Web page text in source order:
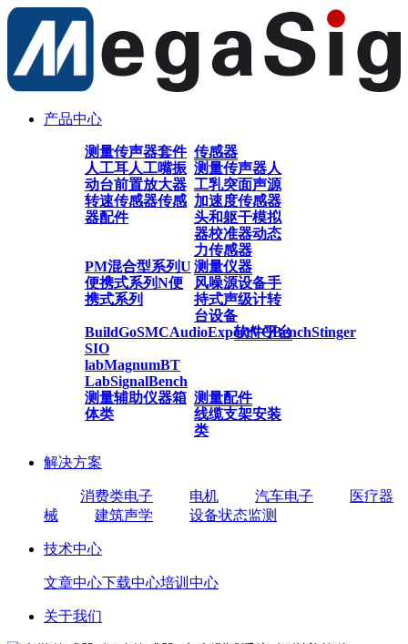
产品中心
传感器
测量传声器套件
人工耳人工嘴振
动台前置放大器
转速传感器传感
器配件
测量传声器人
工乳突面声源
加速度传感器
头和躯干模拟
器校准器动态
力传感器
测量仪器
PM混合型系列U
便携式系列N便
携式系列
风噪源设备手
持式声级计转
台设备
软件平台
BuildGoSMCAudioExpertVQBenchStinger
SIO
labMagnumBT
LabSignalBench
测量配件
测量辅助仪器箱
体类
线缆支架安装
类
解决方案
消费类电子 电机 汽车电子
医疗器
械
建筑声学 设备状态监测
技术中心
文章中心下载中心培训中心
关于我们